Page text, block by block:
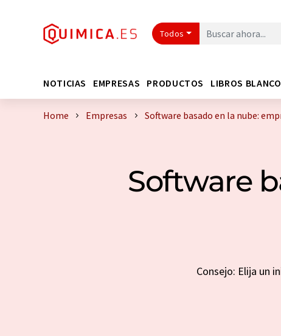
Todos
NOTICIAS EMPRESAS PRODUCTOS LIBROS
Home Empresas Software basado en la nube:
Software
Consejo: Elija un